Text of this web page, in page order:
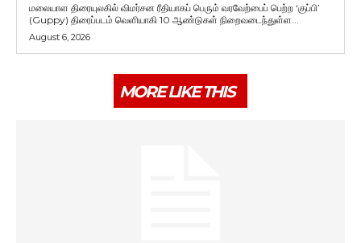
மலையாள திரையுலகில் விமர்சன ரீதியாகப் பெரும் வரவேற்பைப் பெற்ற ‘குப்பி’
(Guppy) திரைப்படம் வெளியாகி 10 ஆண்டுகள் நிறைவடைந்துள்ள...
August 6, 2026
MORE LIKE THIS